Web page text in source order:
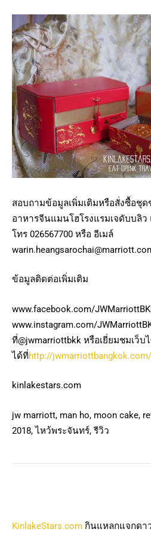
สอบถามข้อมูลเพิ่มเติมหรือสั่งซื้อชุ
อาหารจีนแมนโฮโรงแรมเจดับบลิว
โทร 026567700 หรือ อีเมล์
ข้อมูลติดต่อเพิ่มเติม
www.facebook.com/
www.instagram.com/
ที่@jwmarriottbkk หรือเยี่ยมชมเว็บ
ได้ที่http://jwmarriottbangkok.com/
kinlakestars.com
jw marriott, man ho, moon cake,
2018, ไหว้พระจันทร์, รีวิว
KinlakeStars.com กินแหลกแจกดา